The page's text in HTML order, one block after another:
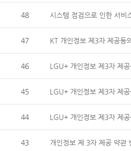
48 시스템 점검으로 인한 서
47 KT 개인정보 제3자 제공동
46 LGU+ 개인정보 제3자
45 LGU+ 개인정보 제3자 제
44 LGU+ 개인정보 제3자
43 개인정보 제 3자 제공 약관